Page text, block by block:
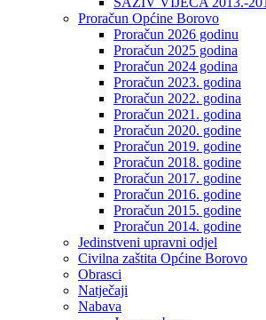
Proračun Općine Borovo
Proračun 2026 godinu
Proračun 2025 godina
Proračun 2024 godina
Proračun 2023. godina
Proračun 2022. godina
Proračun 2021. godina
Proračun 2020. godine
Proračun 2019. godine
Proračun 2018. godine
Proračun 2017. godine
Proračun 2016. godine
Proračun 2015. godine
Proračun 2014. godine
Jedinstveni upravni odjel
Civilna zaštita Općine Borovo
Obrasci
Natječaji
Nabava